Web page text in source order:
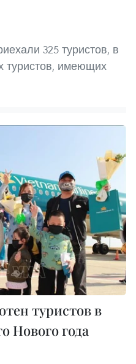
325 туристов, в
туристов, имеющих
туристов в
Нового года